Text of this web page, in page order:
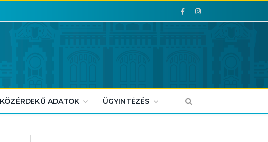
Facebook
Facebook
KÖZÉRDEKŰ ADATOK ÜGYINTÉZÉS